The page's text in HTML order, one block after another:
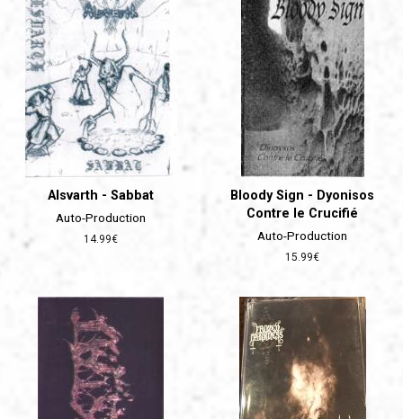
Alsvarth - Sabbat
Auto-Production
Prix
14.99€
Bloody Sign - Dyonisos
Contre le Crucifié
Auto-Production
Prix
15.99€